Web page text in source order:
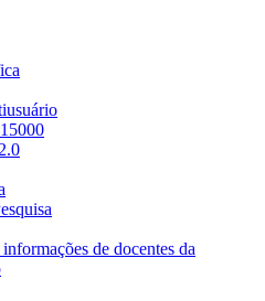
de docentes da